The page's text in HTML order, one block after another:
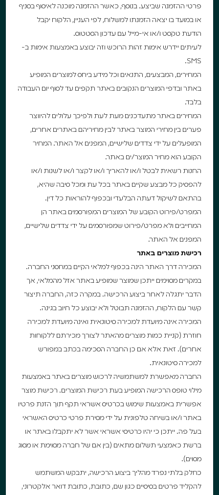
פרטי ההזמנה שביצע. בנוסף, כאשר ההזמנה מוכנה לאיסוף בסניף
או במועד בו יצאה הזמנתו למשלוח, לפי העניין, הלקוח יקבל
הודעת טקסט ו/או אי-מייל עם עדכון הסטטוס.
לעיתים יידרש אימות זהות הרוכש וזה יבוצע באמצעות אימות ב-
SMS.
המחירים, המבצעים, התנאים וכל מידע ביחס למוצרים המופיע
באתר ובדפי המוצרים הנקובים באתר תקפים עד לסוף יום העבודה
בלבד.
המחירים באתר מתעדכנים מעת לעת ולפיכך עלולים להיווצר
פערים בין מחירי המוצר באתר לבין מחיריהם באתרים אחרים,
המופעלים על ידי צדדים שלישיים, המפנים אל האתר. המחיר
הקובע הוא מחיר המוצר/ים באתר.
החנות רשאית לבטל ו/או להאריך ו/או לקצר ו/או לשנות ו/או
להפסיק כל מבצע שקיים באתר בכל עת ומכל סיבה שהיא,
בהתאם לשיקול דעתה הבלעדי ובכפוף להוראות כל דין.
המפרט/פירוט הקובע של המוצרים המפורסמים באתר הן
המחייבים ולא מפרט/פירוט שמפורסמים על ידי צדדים שלישיים,
המפנים אל האתר.
רכישת מוצרים באתר
המכירה דרך האתר הינה בכפוף למלאי הקיים במחסני החברה.
במקרים מסוימים ייתכן שמוצר שמופיע באתר אזל מהמלאי, אך
הדבר יתגלה לאחר ביצוע הרכישה. במקרה כזה, החברה תיצור
קשר עם הלקוח, ההזמנה תבוטל ולא יבוצע כל חיוב בגינה.
המכירה אינה מיועדת למכירה סיטונאית ואינה מיועדת למכירה
חוזרת (קניית כמות מוצרים מהאתר לצורך מכירתם ללקוחות
אחרים). זאת אלא אם כן החברה הסכימה בכתב במפורש
למכירה סיטונאית.
החברה מאפשרת למשתמשיה לרכוש מוצרים באתר באמצעות
מילוי טופס הרכישה המופיע בעת רכישת המוצרים. רכישת מוצר
אפשרית באמצעות שימוש בכרטיס אשראי תקף תוך הזנת פרטיו
באתר ו/או בשיחה טלפונית על ידי מסירת פרטי כרטיס האשראי
בעל פה. ייתכן כי יהיו כרטיסי אשראי אשר לא יתקבלו באתר או
ברשת כאמצעי תשלום מתאים (בין אם של חברה מסוימת או מסוג
מסוים).
כחלק בלתי נפרד מהליך ביצוע הרכישה, יתבקש המשתמש
להקליד פרטים בסיסיים כגון שם, כתובת, כתובת דואר אלקטרוני,